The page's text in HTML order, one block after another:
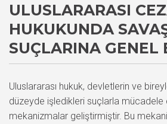
ULUSLARARASI
HUKUKUNDA
SUÇLARINA GENEL
Uluslararası hukuk, devletlerin ve
düzeyde işledikleri suçlarla
mekanizmalar geliştirmiştir. Bu